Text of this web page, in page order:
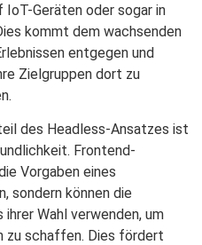
IoT-Geräten oder sogar in
kommt dem wachsenden
entgegen und
Zielgruppen dort zu
des Headless-Ansatzes ist
Frontend-
Vorgaben eines
sondern können die
Wahl verwenden, um
zu schaffen. Dies fördert